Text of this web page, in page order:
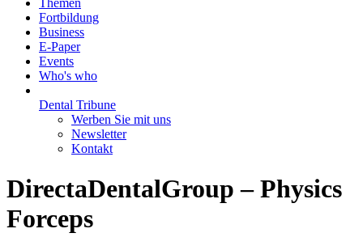
Themen
Fortbildung
Business
E-Paper
Events
Who's who
Dental Tribune
Werben Sie mit uns
Newsletter
Kontakt
DirectaDentalGroup – Physics
Forceps